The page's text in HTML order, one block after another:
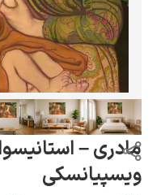
ونسان ون گوگ
گوستاو کلیمت